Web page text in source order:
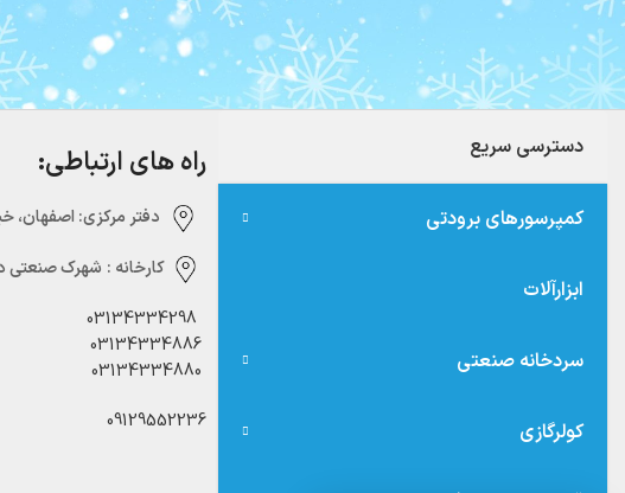
دسترسی سریع
کمپرسورهای برودتی
ابزارآلات
سردخانه صنعتی
کولرگازی
راه های ارتباطی:
دفتر مرکزی:‌ اصفهان، خیابان
کارخانه : شهرک صنعتی
03134334298
03134334886
03134334880
09129552236